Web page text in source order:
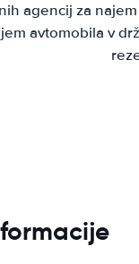
agencij za
avtomobila v